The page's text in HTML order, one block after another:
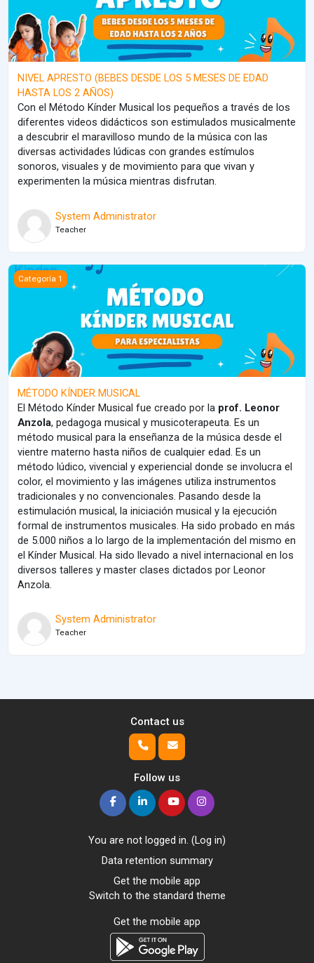
NIVEL APRESTO (BEBES DESDE LOS 5 MESES DE EDAD
HASTA LOS 2 AÑOS)
Con el Método Kínder Musical los pequeños a través de los
diferentes videos didácticos son estimulados musicalmente
a descubrir el maravilloso mundo de la música con las
diversas actividades lúdicas con grandes estímulos
sonoros, visuales y de movimiento para que vivan y
experimenten la música mientras disfrutan.
System Administrator
Teacher
MÉTODO KÍNDER MUSICAL
Categoría 1
MÉTODO KÍNDER MUSICAL
El Método Kínder Musical fue creado por la prof. Leonor
Anzola, pedagoga musical y musicoterapeuta. Es un
método musical para la enseñanza de la música desde el
vientre materno hasta niños de cualquier edad. Es un
método lúdico, vivencial y experiencial donde se involucra el
color, el movimiento y las imágenes utiliza instrumentos
tradicionales y no convencionales. Pasando desde la
estimulación musical, la iniciación musical y la ejecución
formal de instrumentos musicales. Ha sido probado en más
de 5.000 niños a lo largo de la implementación del mismo en
el Kínder Musical. Ha sido llevado a nivel internacional en los
diversos talleres y master clases dictados por Leonor
Anzola.
System Administrator
Teacher
Contact us
Follow us
You are not logged in. (Log in)
Data retention summary
Get the mobile app
Switch to the standard theme
Get the mobile app